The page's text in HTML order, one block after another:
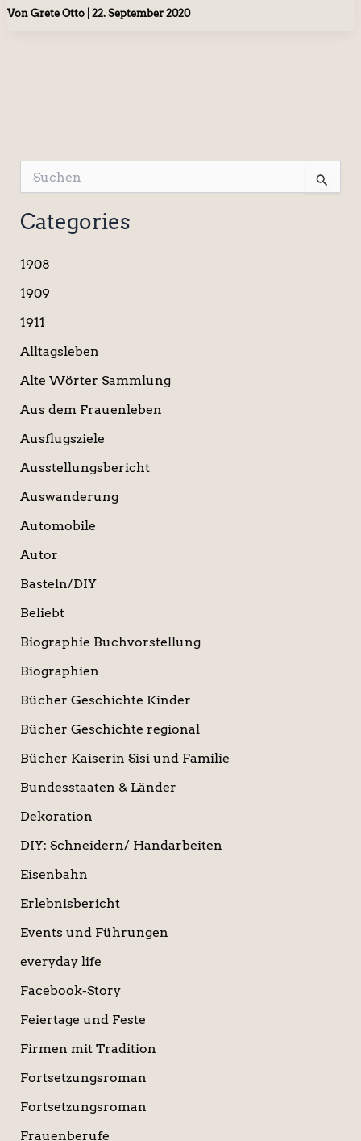
Von Grete Otto 22. September 2020
u
c
h
n
a
h
Categories
1908
1909
1911
Alltagsleben
Alte Wörter Sammlung
Aus dem Frauenleben
Ausflugsziele
Ausstellungsbericht
Auswanderung
Automobile
Autor
Basteln/DIY
Beliebt
Biographie Buchvorstellung
Biographien
Bücher Geschichte Kinder
Bücher Geschichte regional
Bücher Kaiserin Sisi und Familie
Bundesstaaten & Länder
Dekoration
DIY: Schneidern/ Handarbeiten
Eisenbahn
Erlebnisbericht
Events und Führungen
everyday life
Facebook-Story
Feiertage und Feste
Firmen mit Tradition
Fortsetzungsroman
Fortsetzungsroman
Frauenberufe